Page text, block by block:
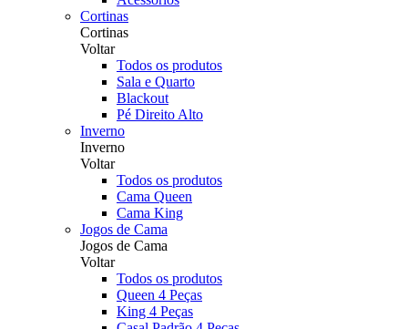
Cortinas
Cortinas
Voltar
Todos os produtos
Sala e Quarto
Blackout
Pé Direito Alto
Inverno
Inverno
Voltar
Todos os produtos
Cama Queen
Cama King
Jogos de Cama
Jogos de Cama
Voltar
Todos os produtos
Queen 4 Peças
King 4 Peças